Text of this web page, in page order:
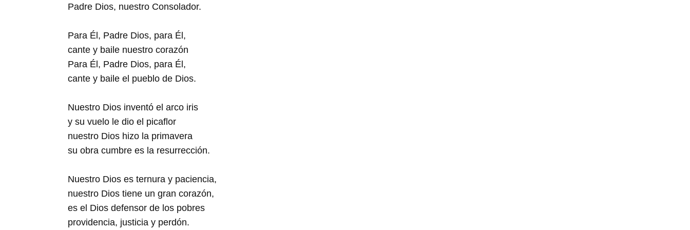
Padre Dios, nuestro Consolador.
Para Él, Padre Dios, para Él,
cante y baile nuestro corazón
Para Él, Padre Dios, para Él,
cante y baile el pueblo de Dios.
Nuestro Dios inventó el arco iris
y su vuelo le dio el picaflor
nuestro Dios hizo la primavera
su obra cumbre es la resurrección.
Nuestro Dios es ternura y paciencia,
nuestro Dios tiene un gran corazón,
es el Dios defensor de los pobres
providencia, justicia y perdón.